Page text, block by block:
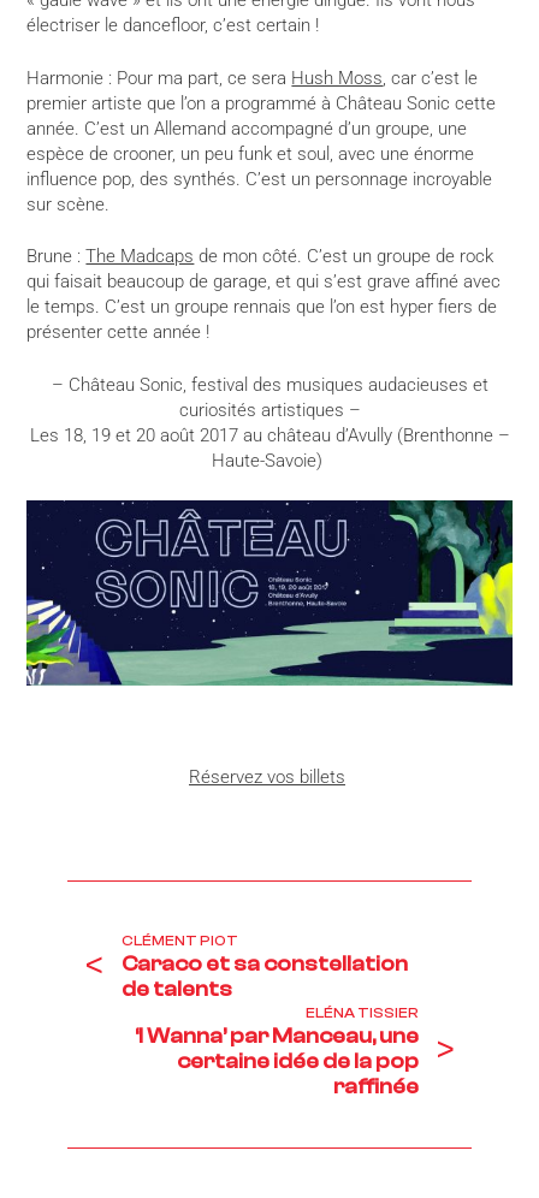
électriser le dancefloor, c’est certain !
Harmonie : Pour ma part, ce sera Hush Moss, car c’est le
premier artiste que l’on a programmé à Château Sonic cette
année. C’est un Allemand accompagné d’un groupe, une
espèce de crooner, un peu funk et soul, avec une énorme
influence pop, des synthés. C’est un personnage incroyable
sur scène.
Brune :The Madcaps de mon côté. C’est un groupe de rock
qui faisait beaucoup de garage, et qui s’est grave affiné avec
le temps. C’est un groupe rennais que l’on est hyper fiers de
présenter cette année !
– Château Sonic, festival des musiques audacieuses et
curiosités artistiques –
Les 18, 19 et 20 août 2017 au château d’Avully (Brenthonne –
Haute-Savoie)
Réservez vos billets
<
CLÉMENT PIOT
Caraco et sa constellation
de talents
ELÉNA TISSIER
‘I Wanna’ par Manceau, une
certaine idée de la pop
raffinée
>